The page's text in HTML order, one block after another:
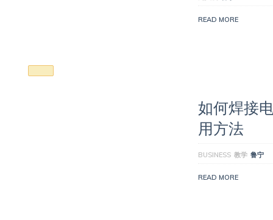
READ MORE
如何焊接
用方法
BUSINESS 教学 鲁宁
READ MORE